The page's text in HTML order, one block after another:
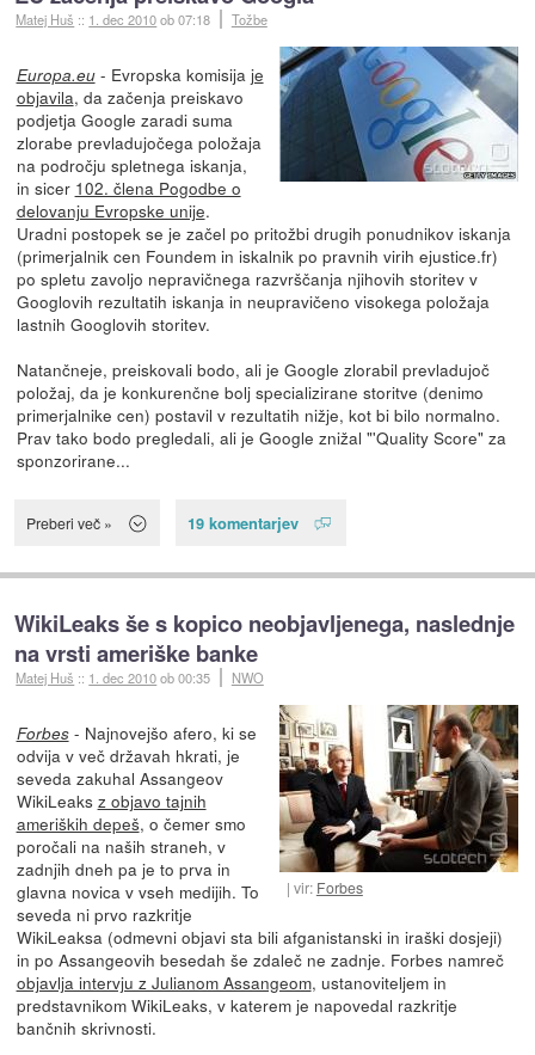
Matej Huš :: 1. dec 2010ob 07:18 Tožbe
Europa.eu- Evropska komisija je
objavila, da začenja preiskavo
podjetja Google zaradi suma
zlorabe prevladujočega položaja
na področju spletnega iskanja,
in sicer 102. člena Pogodbe o
delovanju Evropske unije.
Uradni postopek se je začel po pritožbi drugih ponudnikov iskanja
(primerjalnik cen Foundem in iskalnik po pravnih virih ejustice.fr)
po spletu zavoljo nepravičnega razvrščanja njihovih storitev v
Googlovih rezultatih iskanja in neupravičeno visokega položaja
lastnih Googlovih storitev.
Natančneje, preiskovali bodo, ali je Google zlorabil prevladujoč
položaj, da je konkurenčne bolj specializirane storitve (denimo
primerjalnike cen) postavil v rezultatih nižje, kot bi bilo normalno.
Prav tako bodo pregledali, ali je Google znižal "'Quality Score" za
sponzorirane...
Preberi več » 19 komentarjev
WikiLeaks še s kopico neobjavljenega, naslednje
na vrsti ameriške banke
Matej Huš :: 1. dec 2010ob 00:35 NWO
vir: Forbes
Forbes- Najnovejšo afero, ki se
odvija v več državah hkrati, je
seveda zakuhal Assangeov
WikiLeaks z objavo tajnih
ameriških depeš, o čemer smo
poročali na naših straneh, v
zadnjih dneh pa je to prva in
glavna novica v vseh medijih. To
seveda ni prvo razkritje
WikiLeaksa (odmevni objavi sta bili afganistanski in iraški dosjeji)
in po Assangeovih besedah še zdaleč ne zadnje. Forbes namreč
objavlja intervju z Julianom Assangeom, ustanoviteljem in
predstavnikom WikiLeaks, v katerem je napovedal razkritje
bančnih skrivnosti.